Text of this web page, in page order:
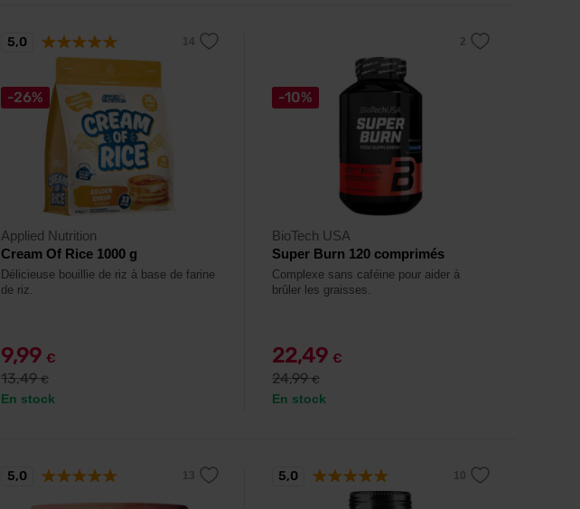
-26%
Applied Nutrition
Cream Of Rice 1000 g
Délicieuse bouillie de riz à base de farine
de riz.
9,99 €
13,49€
En stock
5,0
-10%
BioTech USA
Super Burn 120 comprimés
Complexe sans caféine pour aider à
brûler les graisses.
22,49 €
24,99€
En stock
5,0 5,0